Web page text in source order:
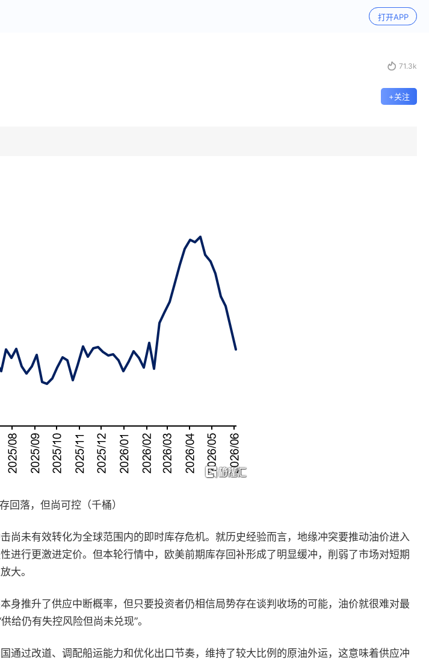
打开APP
 71.3k
+关注
回落，但尚可控（千桶）
未有效转化为全球范围内的即时库存危机。就历史经验而言，地缘冲突要推动油价进入
行更激进定价。但本轮行情中，欧美前期库存回补形成了明显缓冲，削弱了市场对短期
大。
身推升了供应中断概率，但只要投资者仍相信局势存在谈判收场的可能，油价就很难对最
给仍有失控风险但尚未兑现”。
过改道、调配船运能力和优化出口节奏，维持了较大比例的原油外运，这意味着供应冲